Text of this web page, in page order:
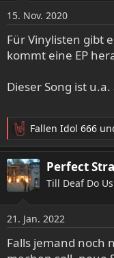
n
e
n
:
15. Nov. 2020
Für Vinylisten gibt
kommt eine EP
Dieser Song ist
R
e
a
k
t
n
e
n
Fallen Idol 666
Perfect
Till Deaf Do
21. Jan. 2022
Falls jemand noch